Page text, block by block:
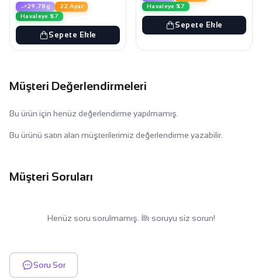
29.78g
22 Ayar
Havaleye %7
Sepete Ekle
Havaleye %7
Sepete Ekle
Müşteri Değerlendirmeleri
Bu ürün için henüz değerlendirme yapılmamış.
Bu ürünü satın alan müşterilerimiz değerlendirme yazabilir.
Müşteri Soruları
Henüz soru sorulmamış. İlk soruyu siz sorun!
Soru Sor